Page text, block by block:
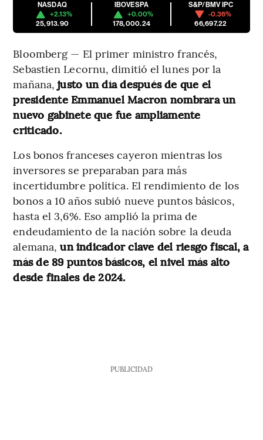
NASDAQ
+2.13%
25,913.90
IBOVESPA
+0.00%
178,000.24
S&P/BMV IPC
-0.36%
66,697.22
Bloomberg — El primer ministro francés,
Sebastien Lecornu, dimitió el lunes por la
mañana,justo un día después de que el
presidente Emmanuel Macron nombrara un
nuevo gabinete que fue ampliamente
criticado.
Los bonos franceses cayeron mientras los
inversores se preparaban para más
incertidumbre política. El rendimiento de los
bonos a 10 años subió nueve puntos básicos,
hasta el 3,6%. Eso amplió la prima de
endeudamiento de la nación sobre la deuda
alemana,un indicador clave del riesgo fiscal, a
más de 89 puntos básicos, el nivel más alto
desde finales de 2024.
PUBLICIDAD